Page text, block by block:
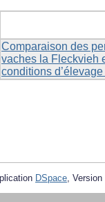
Comparaison des
vaches la Fleckvieh
conditions
DSpace,